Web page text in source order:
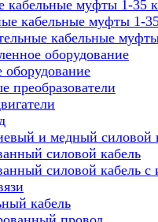
кабельные муфты 1-35
кабельные муфты 1-
кабельные
оборудование
оборудование
преобразователи
и медный силовой
силовой кабель
силовой кабель с
кабель